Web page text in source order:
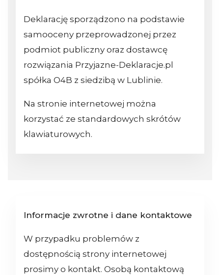
Deklarację sporządzono na podstawie
samooceny przeprowadzonej przez
podmiot publiczny oraz dostawcę
rozwiązania Przyjazne-Deklaracje.pl
spółka O4B z siedzibą w Lublinie.
Na stronie internetowej można
korzystać ze standardowych skrótów
klawiaturowych.
Informacje zwrotne i dane kontaktowe
W przypadku problemów z
dostępnością strony internetowej
prosimy o kontakt. Osobą kontaktową